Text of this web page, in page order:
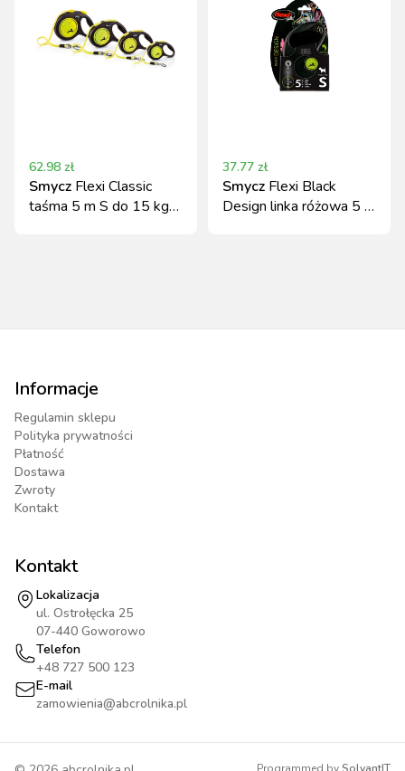
62.98 zł
Smycz Flexi Classic
taśma 5 m S do 15 kg
37.77 zł
Smycz Flexi Black
Design linka różowa 5 m
Informacje
Regulamin sklepu
Polityka prywatności
Płatność
Dostawa
Zwroty
Kontakt
Kontakt
Lokalizacja
ul. Ostrołęcka 25
07-440 Goworowo
Telefon
+48 727 500 123
E-mail
zamowienia@abcrolnika.pl